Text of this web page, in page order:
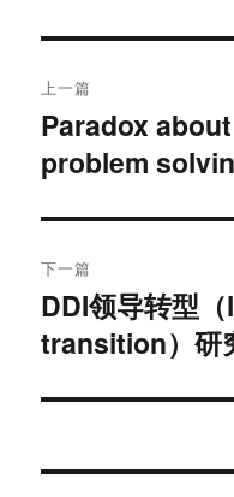
章
导
航
上一篇
上
篇
章：
Paradox
problem
下一篇
下
篇
章：
DDI领导转型
transition）研